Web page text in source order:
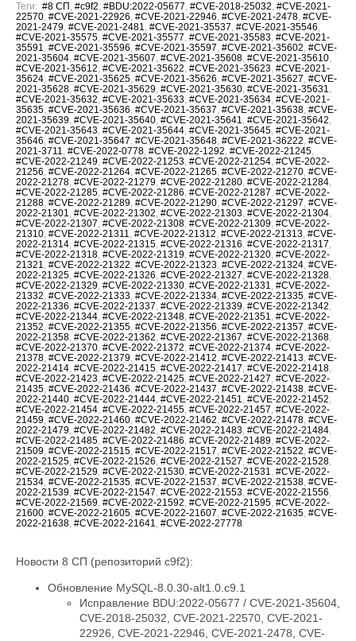
Теги: #8 СП , #c9f2, #BDU:2022-05677, #CVE-2018-25032, #CVE-2021-
22570, #CVE-2021-22926, #CVE-2021-22946, #CVE-2021-2478, #CVE-
2021-2479, #CVE-2021-2481, #CVE-2021-35537, #CVE-2021-35546,
#CVE-2021-35575, #CVE-2021-35577, #CVE-2021-35583, #CVE-2021-
35591, #CVE-2021-35596, #CVE-2021-35597, #CVE-2021-35602, #CVE-
2021-35604, #CVE-2021-35607, #CVE-2021-35608, #CVE-2021-35610,
#CVE-2021-35612, #CVE-2021-35622, #CVE-2021-35623, #CVE-2021-
35624, #CVE-2021-35625, #CVE-2021-35626, #CVE-2021-35627, #CVE-
2021-35628, #CVE-2021-35629, #CVE-2021-35630, #CVE-2021-35631,
#CVE-2021-35632, #CVE-2021-35633, #CVE-2021-35634, #CVE-2021-
35635, #CVE-2021-35636, #CVE-2021-35637, #CVE-2021-35638, #CVE-
2021-35639, #CVE-2021-35640, #CVE-2021-35641, #CVE-2021-35642,
#CVE-2021-35643, #CVE-2021-35644, #CVE-2021-35645, #CVE-2021-
35646, #CVE-2021-35647, #CVE-2021-35648, #CVE-2021-36222, #CVE-
2021-3711, #CVE-2022-0778, #CVE-2022-1292, #CVE-2022-21245,
#CVE-2022-21249, #CVE-2022-21253, #CVE-2022-21254, #CVE-2022-
21256, #CVE-2022-21264, #CVE-2022-21265, #CVE-2022-21270, #CVE-
2022-21278, #CVE-2022-21279, #CVE-2022-21280, #CVE-2022-21284,
#CVE-2022-21285, #CVE-2022-21286, #CVE-2022-21287, #CVE-2022-
21288, #CVE-2022-21289, #CVE-2022-21290, #CVE-2022-21297, #CVE-
2022-21301, #CVE-2022-21302, #CVE-2022-21303, #CVE-2022-21304,
#CVE-2022-21307, #CVE-2022-21308, #CVE-2022-21309, #CVE-2022-
21310, #CVE-2022-21311, #CVE-2022-21312, #CVE-2022-21313, #CVE-
2022-21314, #CVE-2022-21315, #CVE-2022-21316, #CVE-2022-21317,
#CVE-2022-21318, #CVE-2022-21319, #CVE-2022-21320, #CVE-2022-
21321, #CVE-2022-21322, #CVE-2022-21323, #CVE-2022-21324, #CVE-
2022-21325, #CVE-2022-21326, #CVE-2022-21327, #CVE-2022-21328,
#CVE-2022-21329, #CVE-2022-21330, #CVE-2022-21331, #CVE-2022-
21332, #CVE-2022-21333, #CVE-2022-21334, #CVE-2022-21335, #CVE-
2022-21336, #CVE-2022-21337, #CVE-2022-21339, #CVE-2022-21342,
#CVE-2022-21344, #CVE-2022-21348, #CVE-2022-21351, #CVE-2022-
21352, #CVE-2022-21355, #CVE-2022-21356, #CVE-2022-21357, #CVE-
2022-21358, #CVE-2022-21362, #CVE-2022-21367, #CVE-2022-21368,
#CVE-2022-21370, #CVE-2022-21372, #CVE-2022-21374, #CVE-2022-
21378, #CVE-2022-21379, #CVE-2022-21412, #CVE-2022-21413, #CVE-
2022-21414, #CVE-2022-21415, #CVE-2022-21417, #CVE-2022-21418,
#CVE-2022-21423, #CVE-2022-21425, #CVE-2022-21427, #CVE-2022-
21435, #CVE-2022-21436, #CVE-2022-21437, #CVE-2022-21438, #CVE-
2022-21440, #CVE-2022-21444, #CVE-2022-21451, #CVE-2022-21452,
#CVE-2022-21454, #CVE-2022-21455, #CVE-2022-21457, #CVE-2022-
21459, #CVE-2022-21460, #CVE-2022-21462, #CVE-2022-21478, #CVE-
2022-21479, #CVE-2022-21482, #CVE-2022-21483, #CVE-2022-21484,
#CVE-2022-21485, #CVE-2022-21486, #CVE-2022-21489, #CVE-2022-
21509, #CVE-2022-21515, #CVE-2022-21517, #CVE-2022-21522, #CVE-
2022-21525, #CVE-2022-21526, #CVE-2022-21527, #CVE-2022-21528,
#CVE-2022-21529, #CVE-2022-21530, #CVE-2022-21531, #CVE-2022-
21534, #CVE-2022-21535, #CVE-2022-21537, #CVE-2022-21538, #CVE-
2022-21539, #CVE-2022-21547, #CVE-2022-21553, #CVE-2022-21556,
#CVE-2022-21569, #CVE-2022-21592, #CVE-2022-21595, #CVE-2022-
21600, #CVE-2022-21605, #CVE-2022-21607, #CVE-2022-21635, #CVE-
2022-21638, #CVE-2022-21641, #CVE-2022-27778
Новости 8 СП (репозиторий c9f2):
Обновление MySQL-8.0.30-alt1.0.c9.1
Исправление BDU:2022-05677 / CVE-2021-35604,
CVE-2018-25032, CVE-2021-22570, CVE-2021-
22926, CVE-2021-22946, CVE-2021-2478, CVE-